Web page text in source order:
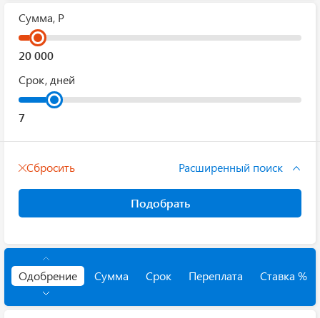
Сумма, Р
Срок, дней
Сбросить Расширенный поиск
Подобрать
Одобрение Сумма Срок Переплата Ставка %